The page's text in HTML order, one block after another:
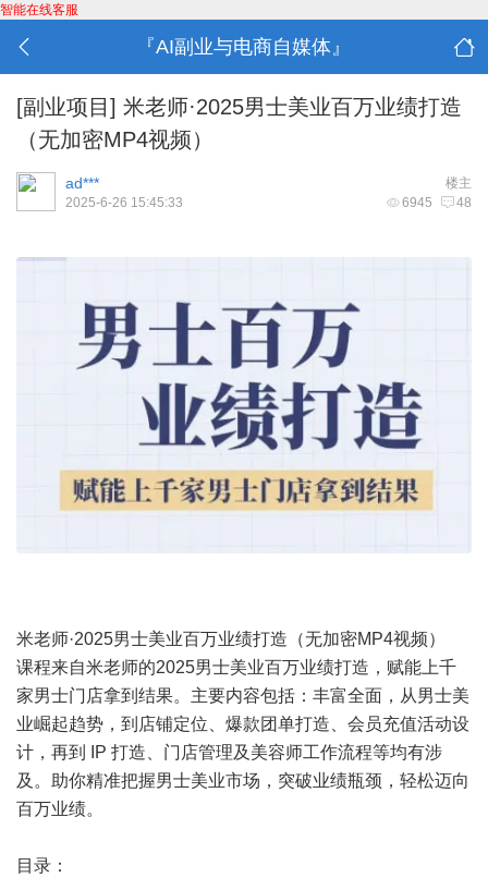
智能在线客服
『AI副业与电商自媒体』
[副业项目] 米老师·2025男士美业百万业绩打造
（无加密MP4视频）
楼主
ad***
6945 48
2025-6-26 15:45:33
米老师·2025男士美业百万业绩打造（无加密MP4视频）
课程来自米老师的2025男士美业百万业绩打造，赋能上千
家男士门店拿到结果。主要内容包括：丰富全面，从男士美
业崛起趋势，到店铺定位、爆款团单打造、会员充值活动设
计，再到 IP 打造、门店管理及美容师工作流程等均有涉
及。助你精准把握男士美业市场，突破业绩瓶颈，轻松迈向
百万业绩。
目录：